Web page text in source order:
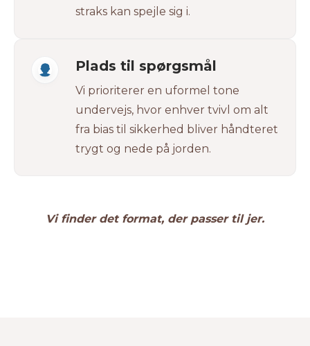
straks kan spejle sig i.
Plads til spørgsmål
Vi prioriterer en uformel tone
undervejs, hvor enhver tvivl om alt
fra bias til sikkerhed bliver håndteret
trygt og nede på jorden.
Vi finder det format, der passer til jer.